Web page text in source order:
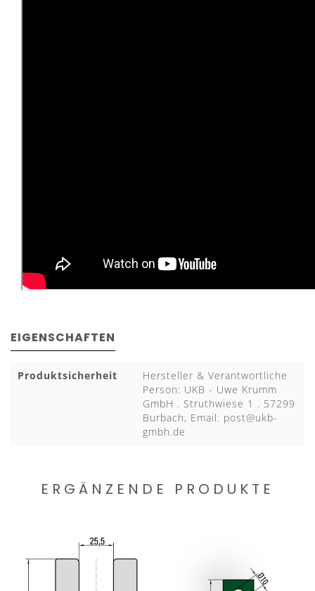
EIGENSCHAFTEN
Produktsicherheit
Hersteller & Verantwortliche
Person: UKB - Uwe Krumm
GmbH . Struthwiese 1 . 57299
Burbach, Email: post@ukb-
gmbh.de
ERGÄNZENDE PRODUKTE